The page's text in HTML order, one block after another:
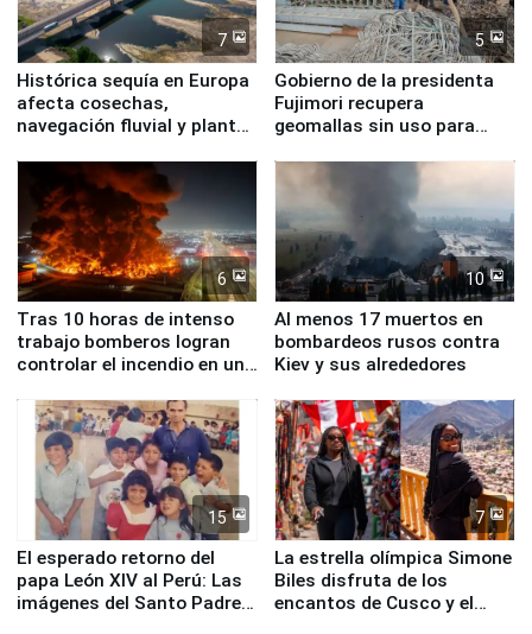
7
Histórica sequía en Europa
afecta cosechas,
navegación fluvial y plantas
5
Gobierno de la presidenta
Fujimori recupera
geomallas sin uso para
Fenómeno El Niño
6
Tras 10 horas de intenso
trabajo bomberos logran
controlar el incendio en una
de Chile
10
Al menos 17 muertos en
bombardeos rusos contra
Kiev y sus alrededores
15
El esperado retorno del
papa León XIV al Perú: Las
imágenes del Santo Padre
7
La estrella olímpica Simone
Biles disfruta de los
encantos de Cusco y el